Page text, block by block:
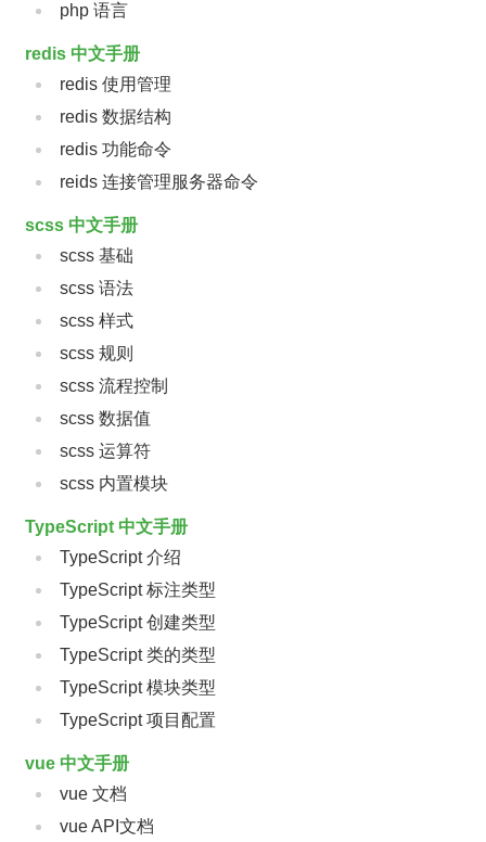
php 语言
redis 中文手册
redis 使用管理
redis 数据结构
redis 功能命令
reids 连接管理服务器命令
scss 中文手册
scss 基础
scss 语法
scss 样式
scss 规则
scss 流程控制
scss 数据值
scss 运算符
scss 内置模块
TypeScript 中文手册
TypeScript 介绍
TypeScript 标注类型
TypeScript 创建类型
TypeScript 类的类型
TypeScript 模块类型
TypeScript 项目配置
vue 中文手册
vue 文档
vue API文档